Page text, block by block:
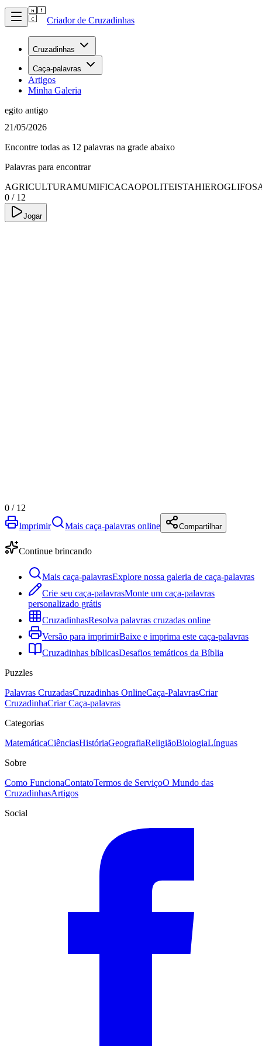
Criador de Cruzadinhas
Cruzadinhas
Caça-palavras
Artigos
Minha Galeria
egito antigo
21/05/2026
Encontre todas as 12 palavras na grade abaixo
Palavras para encontrar
AGRICULTURAMUMIFICACAOPOLITEISTAHIEROGLIFO
0 / 12
Jogar
0 / 12
Imprimir
Mais caça-palavras online Compartilhar
Continue brincando
Mais caça-palavrasExplore nossa galeria de caça-palavras
Crie seu caça-palavrasMonte um caça-palavras
personalizado grátis
CruzadinhasResolva palavras cruzadas online
Versão para imprimirBaixe e imprima este caça-palavras
Cruzadinhas bíblicasDesafios temáticos da Bíblia
Puzzles
Palavras CruzadasCruzadinhas OnlineCaça-PalavrasCriar
CruzadinhaCriar Caça-palavras
Categorias
MatemáticaCiênciasHistóriaGeografiaReligiãoBiologiaLínguas
Sobre
Como FuncionaContatoTermos de ServiçoO Mundo das
CruzadinhasArtigos
Social